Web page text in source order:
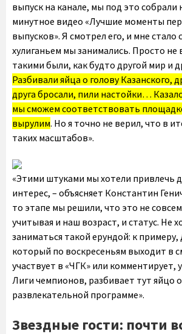
выпуск на канале, мы под это собрали
минутное видео «Лучшие моменты
выпусков». Я смотрел его, и мне
хулиганьем мы занимались. Просто не
такими были, как будто другой мир и
Разбивали яйца о голову Казанского,
друга бросали, пили настойки…
мы сможем соответствовать
вырулим. Но я точно не верил, что в
таких масштабов».
«Этими штуками мы хотели привлечь
интерес, – объясняет Константин
то этапе мы решили, что это не
учитывая и наш возраст, и статус. Не
заниматься такой ерундой: к примеру,
который по воскресеньям выходит в
участвует в «ЧГК» или комментирует,
Лиги чемпионов, разбивает тут яйцо о
развлекательной программе».
Звездные гости: почти